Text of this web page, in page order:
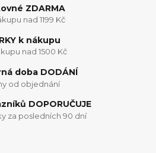
ZDARMA
nad 1199 Kč
k nákupu
nad 1500 Kč
doba DODÁNÍ
od objednání
DOPORUČUJE
za posledních 90 dní